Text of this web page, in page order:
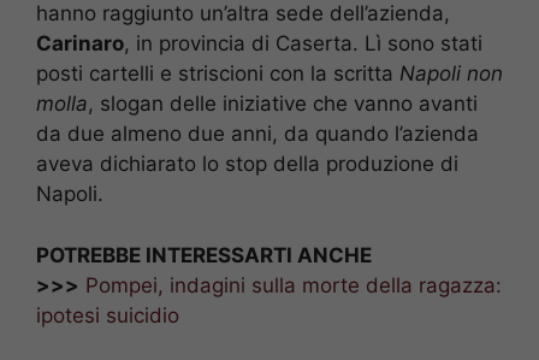
hanno raggiunto un’altra sede dell’azienda,
Carinaro, in provincia di Caserta. Lì sono stati
posti cartelli e striscioni con la scritta Napoli non
molla, slogan delle iniziative che vanno avanti
da due almeno due anni, da quando l’azienda
aveva dichiarato lo stop della produzione di
Napoli.
POTREBBE INTERESSARTI ANCHE
>>> Pompei, indagini sulla morte della ragazza:
ipotesi suicidio